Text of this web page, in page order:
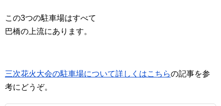
この3つの駐車場はすべて
巴橋の上流にあります。
三次花火大会の駐車場について詳しくはこちらの記事を参
考にどうぞ。